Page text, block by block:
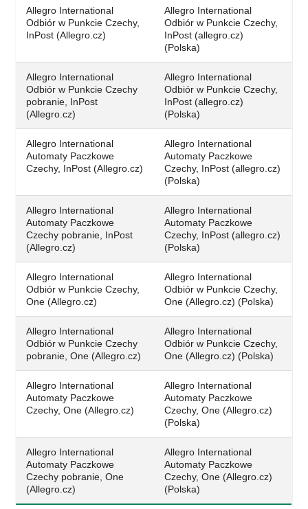
Allegro International
Odbiór w Punkcie Czechy,
InPost (Allegro.cz)
Allegro International
Odbiór w Punkcie Czechy,
InPost (allegro.cz)
(Polska)
Allegro International
Odbiór w Punkcie Czechy
pobranie, InPost
(Allegro.cz)
Allegro International
Odbiór w Punkcie Czechy,
InPost (allegro.cz)
(Polska)
Allegro International
Automaty Paczkowe
Czechy, InPost (Allegro.cz)
Allegro International
Automaty Paczkowe
Czechy, InPost (allegro.cz)
(Polska)
Allegro International
Automaty Paczkowe
Czechy pobranie, InPost
(Allegro.cz)
Allegro International
Automaty Paczkowe
Czechy, InPost (allegro.cz)
(Polska)
Allegro International
Odbiór w Punkcie Czechy,
One (Allegro.cz)
Allegro International
Odbiór w Punkcie Czechy,
One (Allegro.cz) (Polska)
Allegro International
Odbiór w Punkcie Czechy
pobranie, One (Allegro.cz)
Allegro International
Odbiór w Punkcie Czechy,
One (Allegro.cz) (Polska)
Allegro International
Automaty Paczkowe
Czechy, One (Allegro.cz)
Allegro International
Automaty Paczkowe
Czechy, One (Allegro.cz)
(Polska)
Allegro International
Automaty Paczkowe
Czechy pobranie, One
(Allegro.cz)
Allegro International
Automaty Paczkowe
Czechy, One (Allegro.cz)
(Polska)